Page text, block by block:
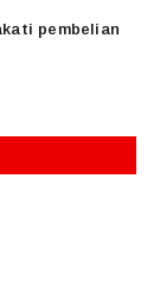
pembelian